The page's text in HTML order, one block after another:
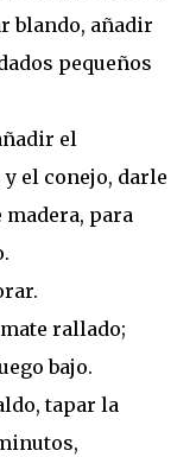
blando, añadir
pequeños
el
el conejo, darle
madera, para
rallado;
bajo.
tapar la